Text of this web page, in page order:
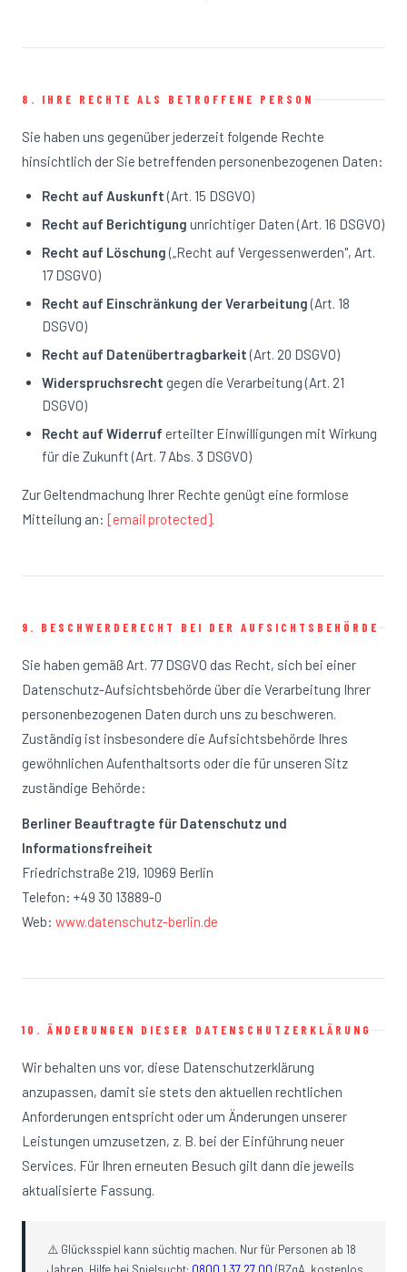
8. IHRE RECHTE ALS BETROFFENE PERSON
Sie haben uns gegenüber jederzeit folgende Rechte
hinsichtlich der Sie betreffenden personenbezogenen Daten:
Recht auf Auskunft (Art. 15 DSGVO)
Recht auf Berichtigung unrichtiger Daten (Art. 16 DSGVO)
Recht auf Löschung („Recht auf Vergessenwerden", Art.
17 DSGVO)
Recht auf Einschränkung der Verarbeitung (Art. 18
DSGVO)
Recht auf Datenübertragbarkeit (Art. 20 DSGVO)
Widerspruchsrecht gegen die Verarbeitung (Art. 21
DSGVO)
Recht auf Widerruf erteilter Einwilligungen mit Wirkung
für die Zukunft (Art. 7 Abs. 3 DSGVO)
Zur Geltendmachung Ihrer Rechte genügt eine formlose
Mitteilung an: [email protected].
9. BESCHWERDERECHT BEI DER AUFSICHTSBEHÖRDE
Sie haben gemäß Art. 77 DSGVO das Recht, sich bei einer
Datenschutz-Aufsichtsbehörde über die Verarbeitung Ihrer
personenbezogenen Daten durch uns zu beschweren.
Zuständig ist insbesondere die Aufsichtsbehörde Ihres
gewöhnlichen Aufenthaltsorts oder die für unseren Sitz
zuständige Behörde:
Berliner Beauftragte für Datenschutz und
Informationsfreiheit
Friedrichstraße 219, 10969 Berlin
Telefon: +49 30 13889-0
Web: www.datenschutz-berlin.de
10. ÄNDERUNGEN DIESER DATENSCHUTZERKLÄRUNG
Wir behalten uns vor, diese Datenschutzerklärung
anzupassen, damit sie stets den aktuellen rechtlichen
Anforderungen entspricht oder um Änderungen unserer
Leistungen umzusetzen, z. B. bei der Einführung neuer
Services. Für Ihren erneuten Besuch gilt dann die jeweils
aktualisierte Fassung.
⚠️ Glücksspiel kann süchtig machen. Nur für Personen ab 18